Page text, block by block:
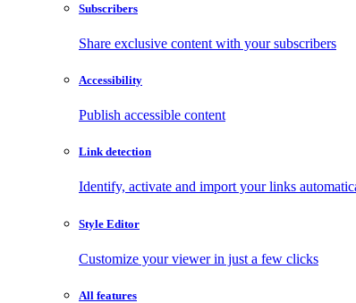
Subscribers
Share exclusive content with your subscribers
Accessibility
Publish accessible content
Link detection
Identify, activate and import your links
Style Editor
Customize your viewer in just a few clicks
All features